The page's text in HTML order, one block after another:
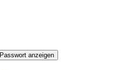
Passwort anzeigen